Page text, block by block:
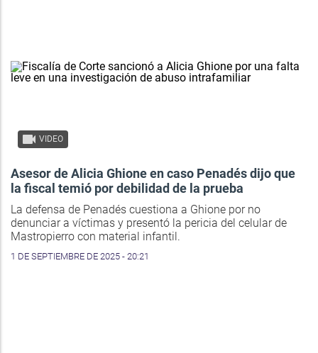
VIDEO
Asesor de Alicia Ghione en caso Penadés dijo que
la fiscal temió por debilidad de la prueba
La defensa de Penadés cuestiona a Ghione por no
denunciar a víctimas y presentó la pericia del celular de
Mastropierro con material infantil.
1 DE SEPTIEMBRE DE 2025 - 20:21